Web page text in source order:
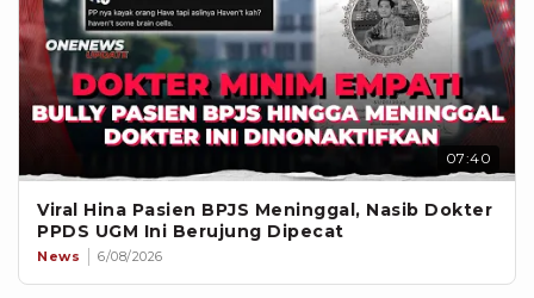
07:40
Viral Hina Pasien BPJS Meninggal, Nasib Dokter
PPDS UGM Ini Berujung Dipecat
News 6/08/2026